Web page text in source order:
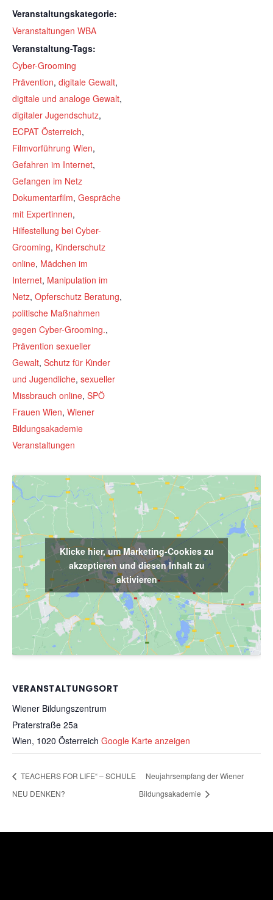
Veranstaltungskategorie:
Veranstaltungen WBA
Veranstaltung-Tags:
Cyber-Grooming
Prävention, digitale Gewalt,
digitale und analoge Gewalt,
digitaler Jugendschutz,
ECPAT Österreich,
Filmvorführung Wien,
Gefahren im Internet,
Gefangen im Netz
Dokumentarfilm, Gespräche
mit Expertinnen,
Hilfestellung bei Cyber-
Grooming, Kinderschutz
online, Mädchen im
Internet, Manipulation im
Netz, Opferschutz Beratung,
politische Maßnahmen
gegen Cyber-Grooming.,
Prävention sexueller
Gewalt, Schutz für Kinder
und Jugendliche, sexueller
Missbrauch online, SPÖ
Frauen Wien, Wiener
Bildungsakademie
Veranstaltungen
VERANSTALTUNGSORT
Wiener Bildungszentrum
Praterstraße 25a
Wien, 1020 Österreich Google Karte anzeigen
Klicke hier, um Marketing-Cookies zu
akzeptieren und diesen Inhalt zu
aktivieren
TEACHERS FOR LIFE“ – SCHULE
NEU DENKEN?
Neujahrsempfang der Wiener
Bildungsakademie